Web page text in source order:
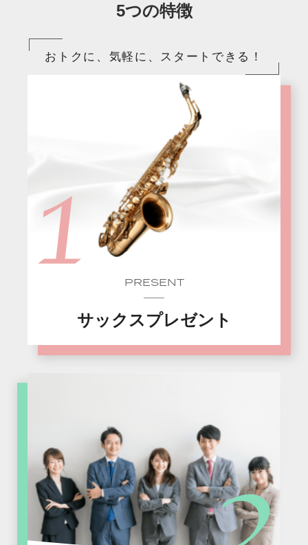
5つの特徴
おトクに、気軽に、スタートできる！
PRESENT
サックスプレゼント